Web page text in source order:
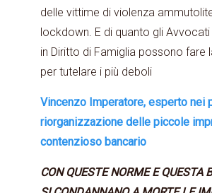
delle vittime di violenza
lockdown. E di quanto gli
in Diritto di Famiglia possono fare
per tutelare i più deboli
Vincenzo Imperatore, esperto nei
riorganizzazione delle piccole
contenzioso bancario
CON QUESTE NORME E QUESTA